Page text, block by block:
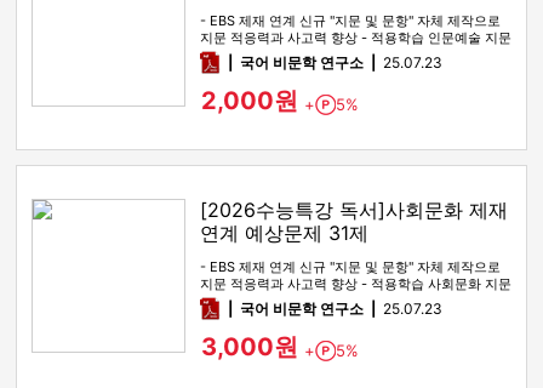
- EBS 제재 연계 신규 "지문 및 문항" 자체 제작으로
지문 적응력과 사고력 향상 - 적용학습 인문예술 지문
전 범위를 …
pdf국어 비문학 연구소 25.07.23
2,000원 + Point
5%
[2026수능특강 독서]사회문화 제재
연계 예상문제 31제
- EBS 제재 연계 신규 "지문 및 문항" 자체 제작으로
지문 적응력과 사고력 향상 - 적용학습 사회문화 지문
전 범위를 …
pdf국어 비문학 연구소 25.07.23
3,000원 + Point
5%